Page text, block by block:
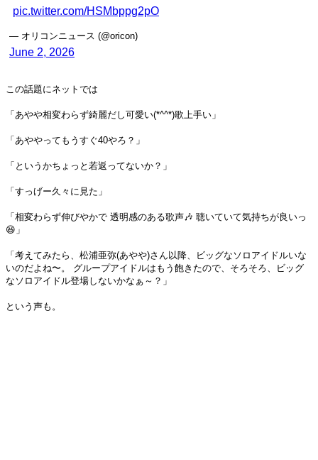
pic.twitter.com/HSMbppg2pO
— オリコンニュース (@oricon)
June 2, 2026
この話題にネットでは
「あやや相変わらず綺麗だし可愛い(*^^*)歌上手い」
「あややってもうすぐ40やろ？」
「というかちょっと若返ってないか？」
「すっげー久々に見た」
「相変わらず伸びやかで 透明感のある歌声🎶 聴いていて気持ちが良いっ
😆」
「考えてみたら、松浦亜弥(あやや)さん以降、ビッグなソロアイドルいな
いのだよね〜。 グループアイドルはもう飽きたので、そろそろ、ビッグ
なソロアイドル登場しないかなぁ～？」
という声も。